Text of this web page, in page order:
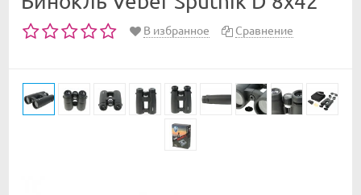
В избранное Сравнение